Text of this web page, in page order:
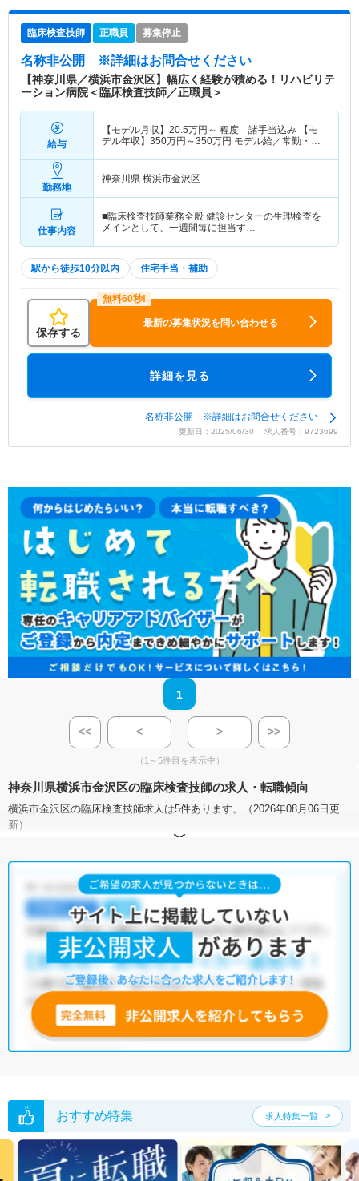
臨床検査技師 正職員 募集停止
名称非公開 ※詳細はお問合せください
【神奈川県／横浜市金沢区】幅広く経験が積める！リハビリテ
ーション病院＜臨床検査技師／正職員＞
給与
【モデル月収】 20.5万円～ 程度 諸手当込み 【モ
デル年収】 350万円～350万円 モデル給／常勤・5
勤務地
神奈川県 横浜市金沢区
仕事内容
■臨床検査技師業務全般 健診センターの生理検査を
メインとして、一週間毎に担当す…
駅から徒歩10分以内 住宅手当・補助
保存する
最新の募集状況を問い合わせる
詳細を見る
名称非公開 ※詳細はお問合せください
更新日：2025/06/30 求人番号：9723699
1
<< < > >>
（1～5件目を表示中）
神奈川県横浜市金沢区の臨床検査技師の求人・転職傾向
横浜市金沢区の臨床検査技師求人は5件あります。（2026年08月06日更
新）
サイト上に掲載されている求人の他に、
う求人を提案させていただきます。
横浜市金沢区の臨床検査技師求人では以下のような条件が人気です。
積極採用中・残業少なめ・住宅手当・補助あり・正社員(正職員)
病院 ・ クリニック
他の条件でも人気の求人がございますので、「こだわり条件」から検索
いただくか、お気軽にお問い合わせください。
全国の臨床検査技師求人
無料転職支援サービス
にお申し込みいただくと、ご希望条件をヒアリン
グした上で求人をご提案いたします。
転職支援の他、情報収集や募集状況の確認も、お気軽にご相談くださ
い。
おすすめ特集 求人特集一覧